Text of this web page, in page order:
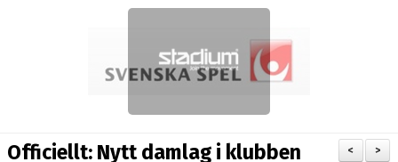
>
<
Officiellt: Nytt damlag i klubben